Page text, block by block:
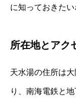
に知っておきた
所在地とアク
天水湯の住所は
り、南海電鉄と